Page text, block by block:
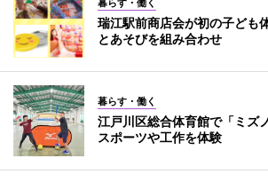
暮らす・働く
瑞江駅前商店会が初の子ど
とあそびを組み合わせ
暮らす・働く
江戸川区総合体育館で「ミズ
スポーツや工作を体験